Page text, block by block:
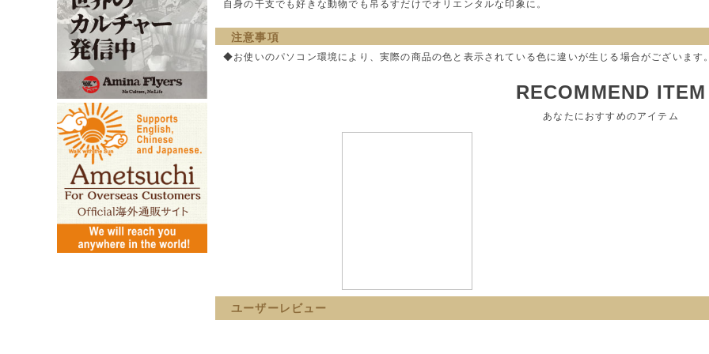
自身の干支でも好きな動物でも吊るすだけでオリエンタルな印象に。
注意事項
◆お使いのパソコン環境により、実際の商品の色と表示されている色に違いが生じる場合がございます
RECOMMEND ITEM
あなたにおすすめのアイテム
ユーザーレビュー